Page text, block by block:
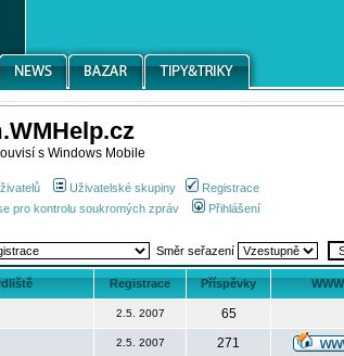
s Windows Mobile
Uživatelské skupiny
Registrace
pro kontrolu soukromých zpráv Přihlášení
Směr seřazení
Registrace Příspěvky WWW
2.5. 2007
65
2.5. 2007
271